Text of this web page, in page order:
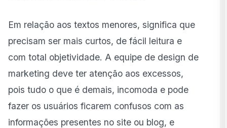
Em relação aos textos menores, significa que
precisam ser mais curtos, de fácil leitura e
com total objetividade. A equipe de design de
marketing deve ter atenção aos excessos,
pois tudo o que é demais, incomoda e pode
fazer os usuários ficarem confusos com as
informações presentes no site ou blog, e